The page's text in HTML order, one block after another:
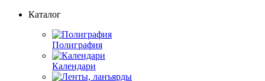
Каталог
Полиграфия
Календари